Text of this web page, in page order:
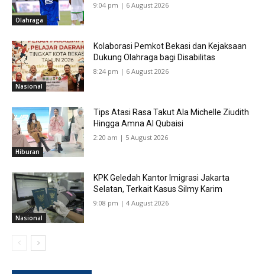
Olahraga
9:04 pm | 6 August 2026
Nasional
Kolaborasi Pemkot Bekasi dan Kejaksaan
Dukung Olahraga bagi Disabilitas
8:24 pm | 6 August 2026
Hiburan
Tips Atasi Rasa Takut Ala Michelle Ziudith
Hingga Amna Al Qubaisi
2:20 am | 5 August 2026
Nasional
KPK Geledah Kantor Imigrasi Jakarta
Selatan, Terkait Kasus Silmy Karim
9:08 pm | 4 August 2026